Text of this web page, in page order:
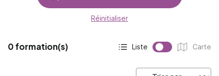
Réinitialiser
0 formation(s)
Affichage actif :
Liste
Affichage :
Carte